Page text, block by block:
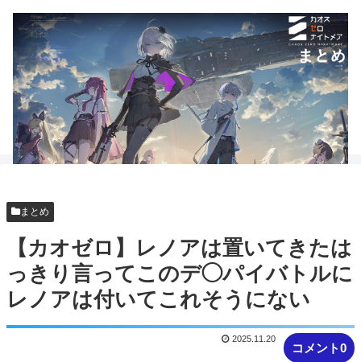
まとめ
【カオゼロ】レノアは置いてきたは
っきり言ってこのデ◯パイバトルに
レノアは付いてこれそうにない
コメント0
2025.11.20